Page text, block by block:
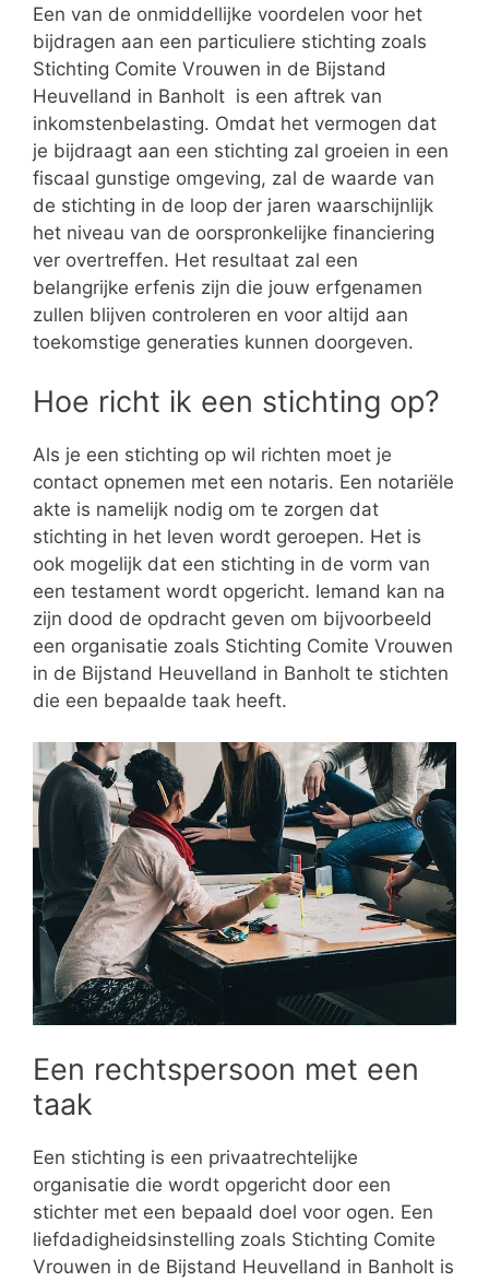
Een van de onmiddellijke voordelen voor het
bijdragen aan een particuliere stichting zoals
Stichting Comite Vrouwen in de Bijstand
Heuvelland in Banholt is een aftrek van
inkomstenbelasting. Omdat het vermogen dat
je bijdraagt aan een stichting zal groeien in een
fiscaal gunstige omgeving, zal de waarde van
de stichting in de loop der jaren waarschijnlijk
het niveau van de oorspronkelijke financiering
ver overtreffen. Het resultaat zal een
belangrijke erfenis zijn die jouw erfgenamen
zullen blijven controleren en voor altijd aan
toekomstige generaties kunnen doorgeven.
Hoe richt ik een stichting op?
Als je een stichting op wil richten moet je
contact opnemen met een notaris. Een notariële
akte is namelijk nodig om te zorgen dat
stichting in het leven wordt geroepen. Het is
ook mogelijk dat een stichting in de vorm van
een testament wordt opgericht. Iemand kan na
zijn dood de opdracht geven om bijvoorbeeld
een organisatie zoals Stichting Comite Vrouwen
in de Bijstand Heuvelland in Banholt te stichten
die een bepaalde taak heeft.
Een rechtspersoon met een
taak
Een stichting is een privaatrechtelijke
organisatie die wordt opgericht door een
stichter met een bepaald doel voor ogen. Een
liefdadigheidsinstelling zoals Stichting Comite
Vrouwen in de Bijstand Heuvelland in Banholt is